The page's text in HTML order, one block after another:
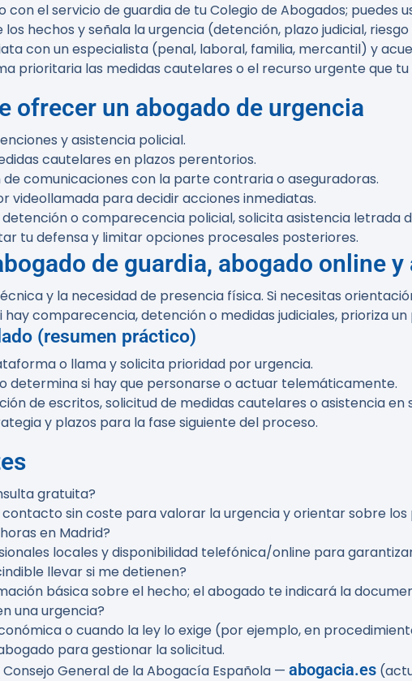
con el servicio de guardia de tu Colegio de Abogados; puedes
hechos y señala la urgencia (detención, plazo judicial,
con un especialista (penal, laboral, familia, mercantil) y
prioritaria las medidas cautelares o el recurso urgente que
ofrecer un abogado de urgencia
y asistencia policial.
cautelares en plazos perentorios.
comunicaciones con la parte contraria o aseguradoras.
videollamada para decidir acciones inmediatas.
o comparecencia policial, solicita asistencia letrada
tu defensa y limitar opciones procesales posteriores.
de guardia, abogado online y
y la necesidad de presencia física. Si necesitas
comparecencia, detención o medidas judiciales, prioriza
(resumen práctico)
o llama y solicita prioridad por urgencia.
determina si hay que personarse o actuar telemáticamente.
de escritos, solicitud de medidas cautelares o asistencia en
y plazos para la fase siguiente del proceso.
gratuita?
sin coste para valorar la urgencia y orientar sobre los
en Madrid?
locales y disponibilidad telefónica/online para
llevar si me detienen?
básica sobre el hecho; el abogado te indicará la
una urgencia?
o cuando la ley lo exige (por ejemplo, en
para gestionar la solicitud.
General de la Abogacía Española — abogacia.es